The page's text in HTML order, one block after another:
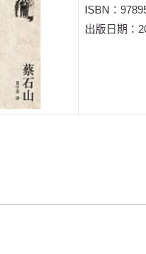
ISBN：
出版日期：